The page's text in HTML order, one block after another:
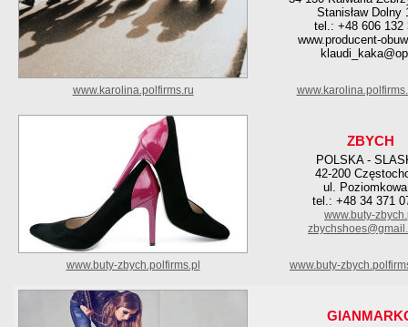
Stanisław Dolny
tel.: +48 606 132
www.producent-
www.karolina.polfirms.ru
ZBYCH
POLSKA -
42-200
ul.
tel.: +48 34 371
www.buty-
www.buty-zbych.polfirms.pl www.buty-